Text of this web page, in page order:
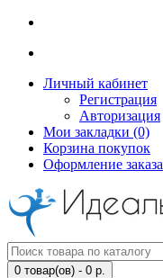
Личный кабинет
Регистрация
Авторизация
Мои закладки (0)
Корзина покупок
Оформление заказа
0 товар(ов) - 0 р.